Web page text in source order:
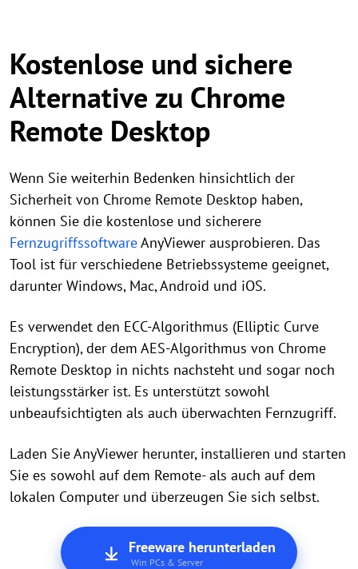
Kostenlose und sichere
Alternative zu Chrome
Remote Desktop
Wenn Sie weiterhin Bedenken hinsichtlich der
Sicherheit von Chrome Remote Desktop haben,
können Sie die kostenlose und sicherere
FernzugriffssoftwareAnyViewer ausprobieren. Das
Tool ist für verschiedene Betriebssysteme geeignet,
darunter Windows, Mac, Android und iOS.
Es verwendet den ECC-Algorithmus (Elliptic Curve
Encryption), der dem AES-Algorithmus von Chrome
Remote Desktop in nichts nachsteht und sogar noch
leistungsstärker ist. Es unterstützt sowohl
unbeaufsichtigten als auch überwachten Fernzugriff.
Laden Sie AnyViewer herunter, installieren und starten
Sie es sowohl auf dem Remote- als auch auf dem
lokalen Computer und überzeugen Sie sich selbst.
Freeware herunterladen
Win PCs & Server